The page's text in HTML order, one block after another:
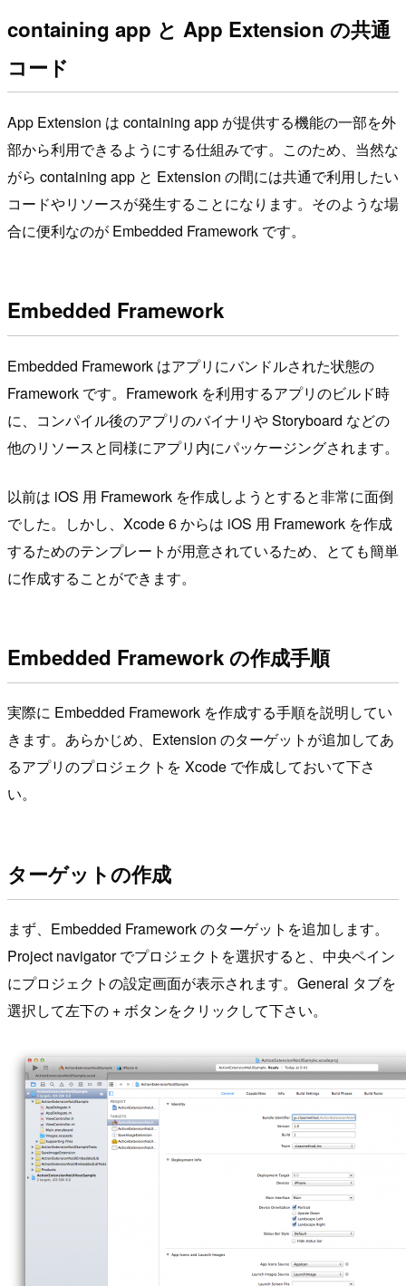
containing app と App Extension の共通
コード
App Extension は containing app が提供する機能の一部を外
部から利用できるようにする仕組みです。このため、当然な
がら containing app と Extension の間には共通で利用したい
コードやリソースが発生することになります。そのような場
合に便利なのが Embedded Framework です。
Embedded Framework
Embedded Framework はアプリにバンドルされた状態の
Framework です。Framework を利用するアプリのビルド時
に、コンパイル後のアプリのバイナリや Storyboard などの
他のリソースと同様にアプリ内にパッケージングされます。
以前は iOS 用 Framework を作成しようとすると非常に面倒
でした。しかし、Xcode 6 からは iOS 用 Framework を作成
するためのテンプレートが用意されているため、とても簡単
に作成することができます。
Embedded Framework の作成手順
実際に Embedded Framework を作成する手順を説明してい
きます。あらかじめ、Extension のターゲットが追加してあ
るアプリのプロジェクトを Xcode で作成しておいて下さ
い。
ターゲットの作成
まず、Embedded Framework のターゲットを追加します。
Project navigator でプロジェクトを選択すると、中央ペイン
にプロジェクトの設定画面が表示されます。General タブを
選択して左下の + ボタンをクリックして下さい。